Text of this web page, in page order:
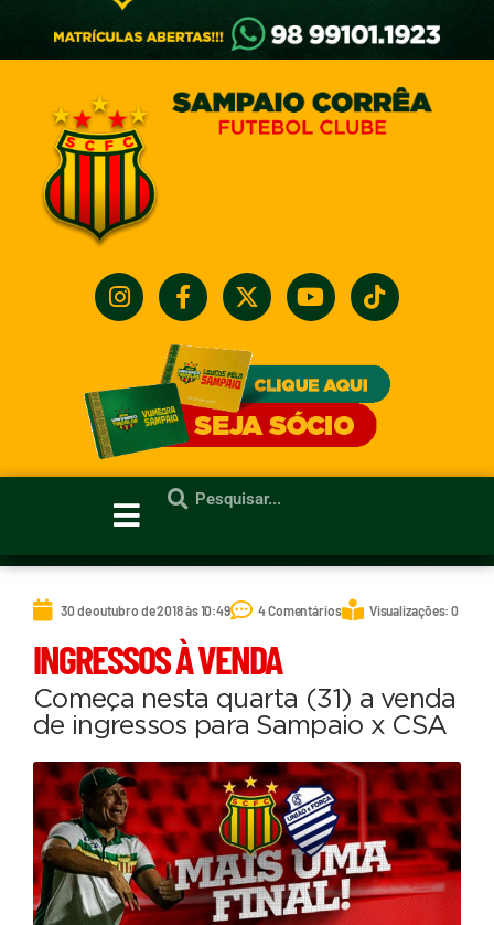
30 de outubro de 2018 às 10:49 4 Comentários Visualizações: 0
INGRESSOS À VENDA
Começa nesta quarta (31) a venda
de ingressos para Sampaio x CSA